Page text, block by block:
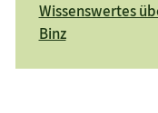
Wissenswertes
Binz